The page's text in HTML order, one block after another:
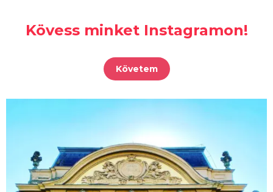
Kövess minket Instagramon!
Követem